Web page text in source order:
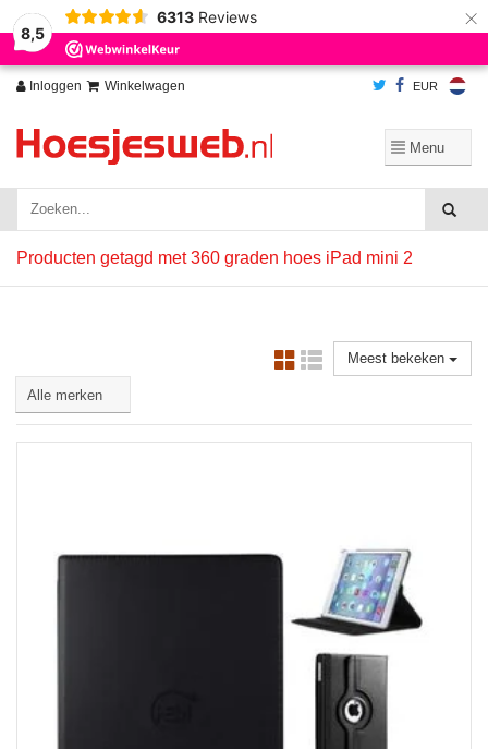
8,5
6313 Reviews ×
Inloggen Winkelwagen EUR
Producten getagd met 360 graden hoes iPad mini 2
Meest bekeken
Wij slaan cookies op om onze website te verbeteren. Is dat akkoord?
Ja
Nee